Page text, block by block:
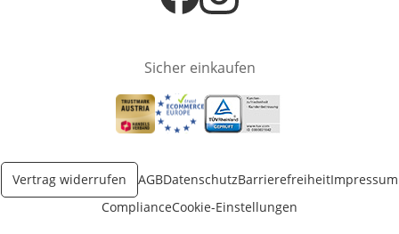
Öffnet in neuem Fenster
Öffnet in neuem Fenster
Sicher einkaufen
Öffnet in neuem Fenster
Öffnet in neuem Fenster
Öffnet in neuem Fenster
Vertrag widerrufen AGBDatenschutzBarrierefreiheitImpressum
ComplianceCookie-Einstellungen